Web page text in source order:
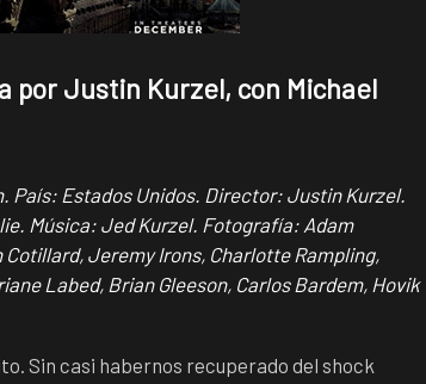
por Justin Kurzel, con Michael
País: Estados Unidos. Director: Justin Kurzel.
Música: Jed Kurzel. Fotografía: Adam
Jeremy Irons, Charlotte Rampling,
Labed, Brian Gleeson, Carlos Bardem, Hovik
Sin casi habernos recuperado del shock